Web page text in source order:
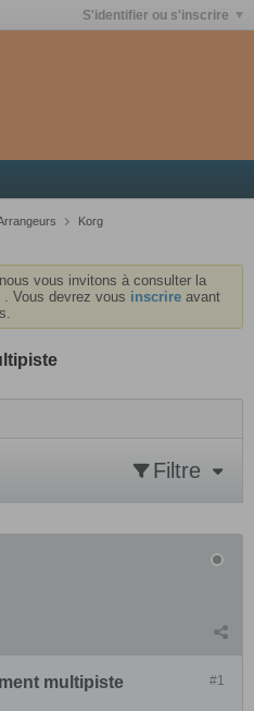
S'identifier ou s'inscrire
Korg
vous invitons à consulter la
. Vous devrez vous inscrire avant
Filtre
#1
multipiste